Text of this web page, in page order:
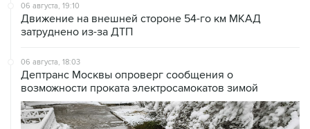
06 августа, 19:10
Движение на внешней стороне 54-го км МКАД
затруднено из-за ДТП
06 августа, 18:03
Дептранс Москвы опроверг сообщения о
возможности проката электросамокатов зимой